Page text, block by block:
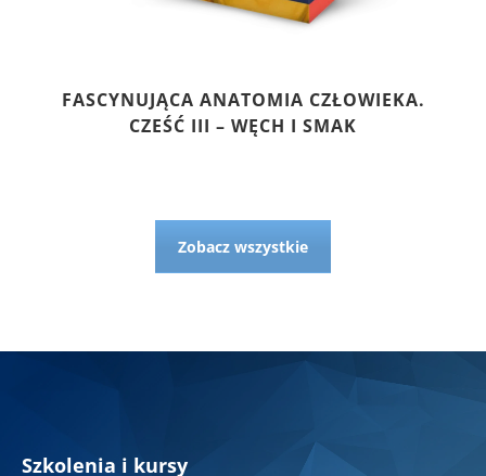
FASCYNUJĄCA ANATOMIA CZŁOWIEKA.
CZEŚĆ III – WĘCH I SMAK
Zobacz wszystkie
Szkolenia i kursy